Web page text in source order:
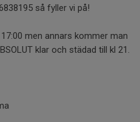
så fyller vi på!
men annars kommer man
klar och städad till kl 21.